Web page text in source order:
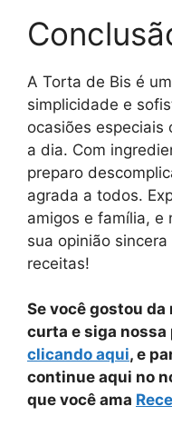
A Torta de Bis é
simplicidade e
ocasiões especiais
a dia. Com
preparo
agrada a todos.
amigos e família, e
sua opinião
receitas!
Se você gostou
curta e siga nossa
clicando aqui, e
continue aqui no
que você ama